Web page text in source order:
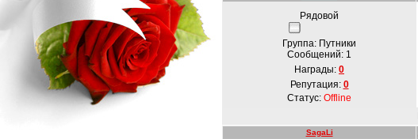
Рядовой
Группа: Путники
Сообщений: 1
Награды: 0
Репутация: 0
Статус: Offline
SagaLi